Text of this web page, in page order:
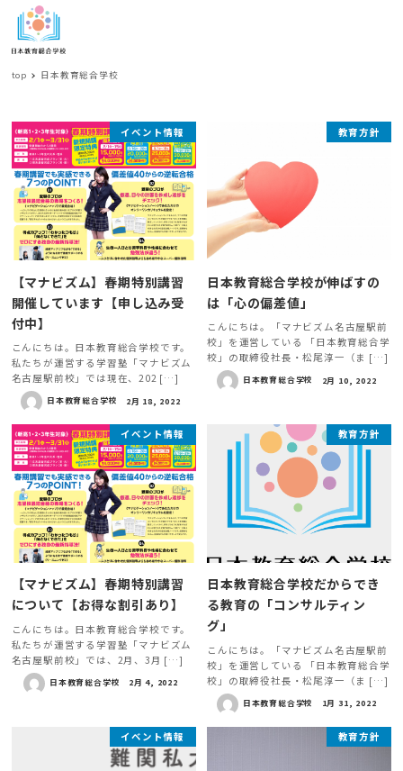
top 日本教育総合学校
日
本
教
育
総
合
学
校
イベント情報
【マナビズム】春期特別講習
開催しています【申し込み受
付中】
こんにちは。日本教育総合学校です。
私たちが運営する学習塾「マナビズム
名古屋駅前校」では現在、202 […]
日本教育総合学校 2月 18, 2022
教育方針
日本教育総合学校が伸ばすの
は「心の偏差値」
こんにちは。「マナビズム名古屋駅前
校」を運営している 「日本教育総合学
校」の取締役社長・松尾淳一（ま […]
日本教育総合学校 2月 10, 2022
イベント情報
【マナビズム】春期特別講習
について【お得な割引あり】
こんにちは。日本教育総合学校です。
私たちが運営する学習塾「マナビズム
名古屋駅前校」では、2月、3月 […]
日本教育総合学校 2月 4, 2022
教育方針
日本教育総合学校だからでき
る教育の「コンサルティン
グ」
こんにちは。「マナビズム名古屋駅前
校」を運営している 「日本教育総合学
校」の取締役社長・松尾淳一（ま […]
日本教育総合学校 1月 31, 2022
イベント情報 教育方針